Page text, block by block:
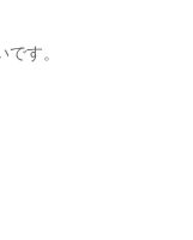
す。